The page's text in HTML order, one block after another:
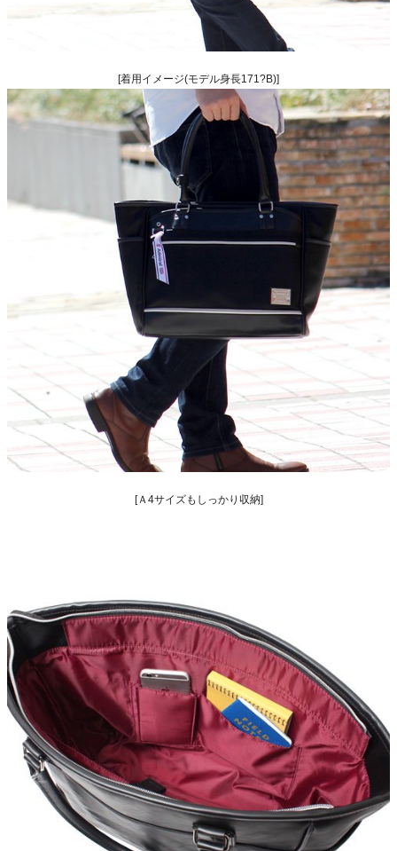
[着用イメージ(モデル身長171?B)]
[Ａ4サイズもしっかり収納]